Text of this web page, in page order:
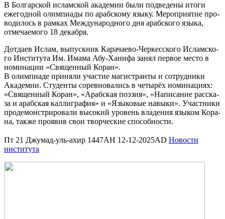
В Бол­гар­ской ислам­ской ака­де­мии были под­ве­де­ны ито­ги
еже­год­ной олим­пи­а­ды по араб­ско­му язы­ку. Меро­при­я­тие про­
во­ди­лось в рам­ках Меж­ду­на­род­но­го дня араб­ско­го язы­ка,
отме­ча­е­мо­го 18 декаб­ря.
Дотда­ев Ислам, выпуск­ник Кара­чае­во-Чер­кес­ско­го Ислам­ско­
го Инсти­ту­та Им. Има­ма Абу-Хани­фа занял пер­вое место в
номи­на­ции «Свя­щен­ный Коран».
В олим­пиа­де при­ня­ли уча­стие маги­стран­ты и сотруд­ни­ки
Ака­де­мии. Сту­ден­ты сорев­но­ва­лись в четы­рёх номи­на­ци­ях:
«Свя­щен­ный Коран», «Араб­ская поэ­зия», «Напи­са­ние рас­ска­
за и араб­ская кал­ли­гра­фия» и «Язы­ко­вые навы­ки». Участ­ни­ки
про­де­мон­стри­ро­ва­ли высо­кий уро­вень вла­де­ния язы­ком Кора­
на, так­же про­явив свои твор­че­ские спо­соб­но­сти.
Пт 21 Джумад-уль-ахир 1447AH 12-12-2025AD Новости
института